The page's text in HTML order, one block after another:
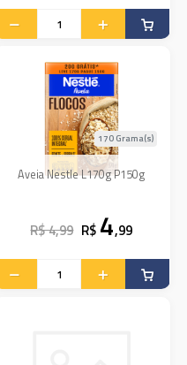
Aveia Nestle L170g P150g
170 Grama(s)
R$ 4,99 R$ 4,99